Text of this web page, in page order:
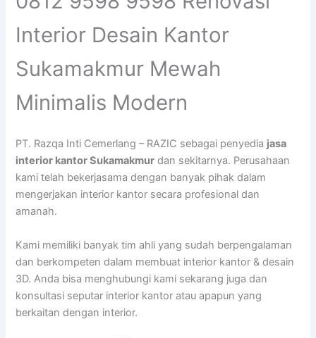
Interior Desain Kantor
Sukamakmur Mewah
Minimalis Modern
PT. Razqa Inti Cemerlang – RAZIC sebagai penyedia jasa
interior kantor Sukamakmur dan sekitarnya. Perusahaan
kami telah bekerjasama dengan banyak pihak dalam
mengerjakan interior kantor secara profesional dan
amanah.
Kami memiliki banyak tim ahli yang sudah berpengalaman
dan berkompeten dalam membuat interior kantor & desain
3D. Anda bisa menghubungi kami sekarang juga dan
konsultasi seputar interior kantor atau apapun yang
berkaitan dengan interior.